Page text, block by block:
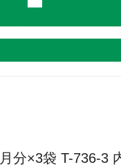
分×3袋 T-736-3